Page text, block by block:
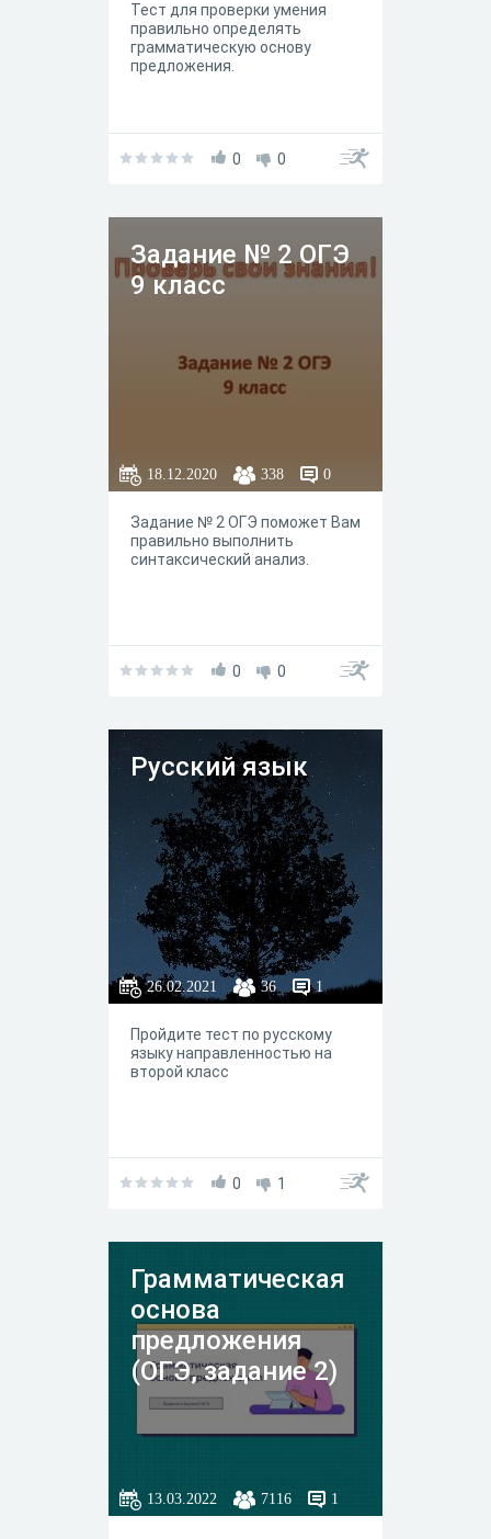
Тест для проверки умения
правильно определять
грамматическую основу
предложения.
0 0
Задание № 2 ОГЭ
9 класс
18.12.2020 338 0
Задание № 2 ОГЭ поможет Вам
правильно выполнить
синтаксический анализ.
0 0
Русский язык
26.02.2021 36 1
Пройдите тест по русскому
языку направленностью на
второй класс
0 1
Грамматическая
основа
предложения
(ОГЭ, задание 2)
13.03.2022 7116 1